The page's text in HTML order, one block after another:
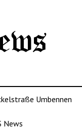
Umbennen
News